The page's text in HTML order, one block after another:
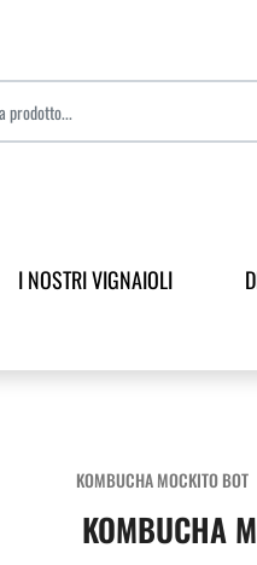
I NOSTRI VIGNAIOLI
KOMBUCHA MOCKITO BOT
KOMBUCHA